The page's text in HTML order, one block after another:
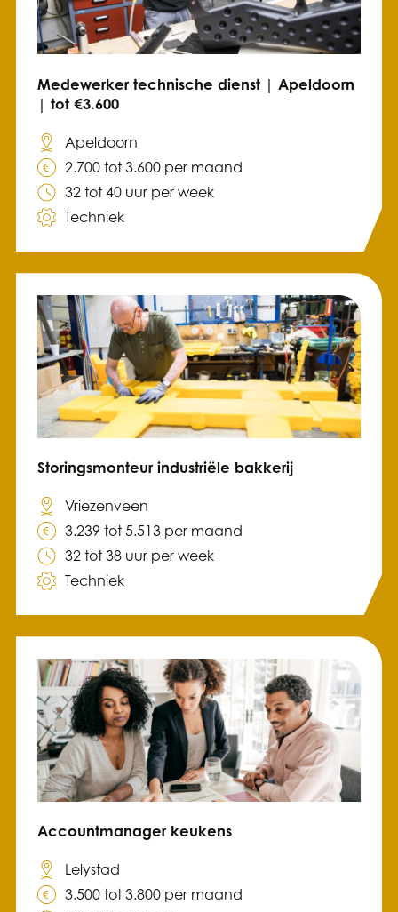
Medewerker technische dienst | Apeldoorn
| tot €3.600
Apeldoorn
2.700 tot 3.600 per maand
32 tot 40 uur per week
Techniek
Storingsmonteur industriële bakkerij
Vriezenveen
3.239 tot 5.513 per maand
32 tot 38 uur per week
Techniek
Accountmanager keukens
Lelystad
3.500 tot 3.800 per maand